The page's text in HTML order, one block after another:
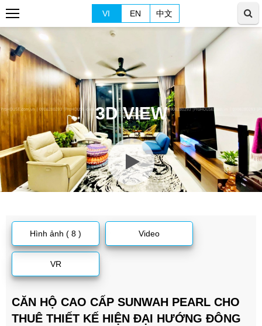
VI EN 中文
3D VIEW
Hình ảnh ( 8 ) Video
VR
CĂN HỘ CAO CẤP SUNWAH PEARL CHO
THUÊ THIẾT KẾ HIỆN ĐẠI HƯỚNG ĐÔNG